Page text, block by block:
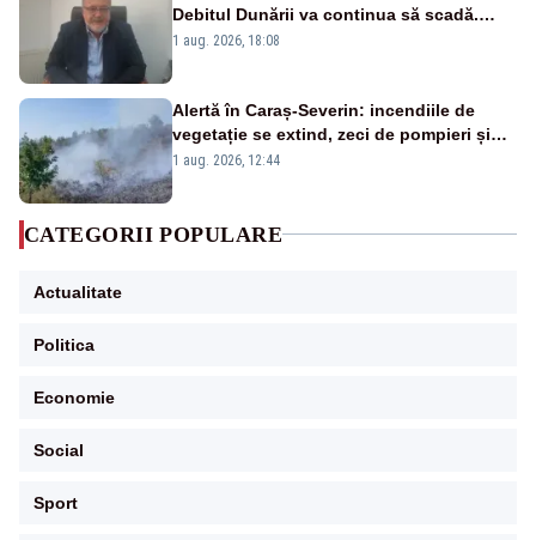
Debitul Dunării va continua să scadă.
Cernavodă s-ar putea închide în 4 zile
1 aug. 2026, 18:08
Alertă în Caraș-Severin: incendiile de
vegetație se extind, zeci de pompieri și
silvicultori se luptă cu flăcările - VIDEO
1 aug. 2026, 12:44
CATEGORII POPULARE
Actualitate
Politica
Economie
Social
Sport